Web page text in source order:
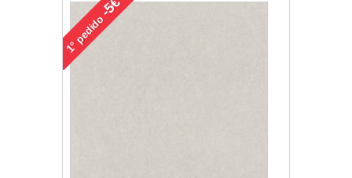
1°
pedido
-5€